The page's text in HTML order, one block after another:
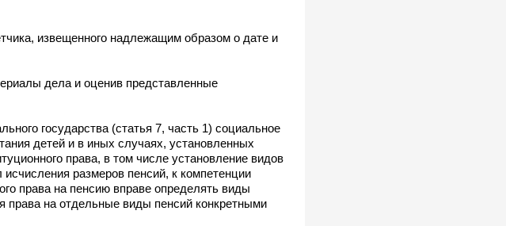
извещенного надлежащим образом о дате и
дела и оценив представленные
государства (статья 7, часть 1) социальное
детей и в иных случаях, установленных
права, в том числе установление видов
размеров пенсий, к компетенции
права на пенсию вправе определять виды
права на отдельные виды пенсий конкретными